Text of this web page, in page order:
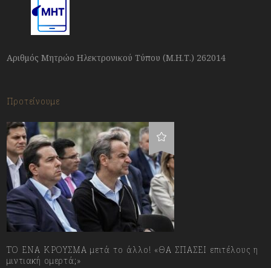
Αριθμός Μητρώο Ηλεκτρονικού Τύπου (Μ.Η.Τ.) 262014
Προτείνουμε
ΤΟ ΕΝΑ ΚΡΟΥΣΜΑ μετά το άλλο! «ΘΑ ΣΠΑΣΕΙ επιτέλους η
μιντιακή ομερτά;»